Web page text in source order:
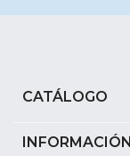
CATÁLOGO
INFORMACIÓN